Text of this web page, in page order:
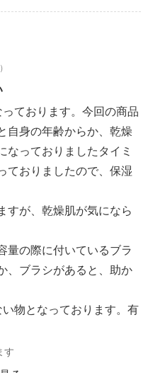
エキス、アルニカ花
ツメクサ花エキス、
、酸化鉄
常がある場合は使用を
流して下さい。違和
して下さい。
をしめて下さい。
管して下さい。
直射日光のあたる場所
美容クリーム」
ております。今回の商品
自身の年齢からか、乾燥
なっておりましたタイミ
ておりましたので、保湿
が、乾燥肌が気になら
量の際に付いているブラ
、ブラシがあると、助か
物となっております。有
す